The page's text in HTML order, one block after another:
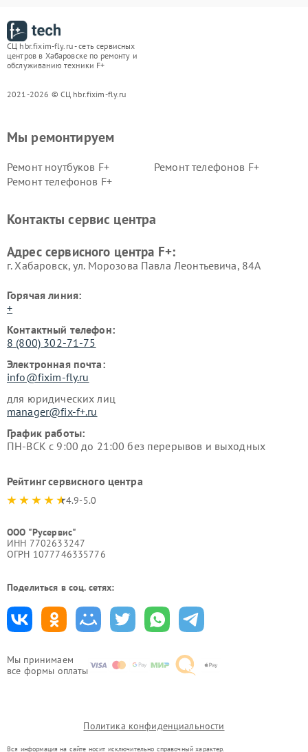
СЦ hbr.fixim-fly.ru - сеть сервисных
центров в Хабаровске по ремонту и
обслуживанию техники F+
2021-2026 © СЦ hbr.fixim-fly.ru
Мы принимаем
все формы оплаты
Мы ремонтируем
Ремонт ноутбуков F+
Ремонт телефонов F+
Ремонт телефонов F+
Контакты сервис центра
Адрес сервисного центра F+:
г. Хабаровск, ул. Морозова Павла Леонтьевича, 84А
Горячая линия:
+
Контактный телефон:
8 (800) 302-71-75
Электронная почта:
info@fixim-fly.ru
для юридических лиц
manager@fix-f+.ru
График работы:
ПН-ВСК с 9:00 до 21:00 без перерывов и выходных
Рейтинг сервисного центра
4.9-5.0
ООО "Русервис"
ИНН 7702633247
ОГРН 1077746335776
Поделиться в соц. сетях:
Политика конфиденциальности
Вся информация на сайте носит исключительно справочный характер.